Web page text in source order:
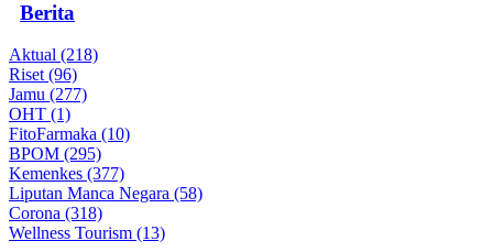
Berita
Aktual (218)
Riset (96)
Jamu (277)
OHT (1)
FitoFarmaka (10)
BPOM (295)
Kemenkes (377)
Liputan Manca Negara (58)
Corona (318)
Wellness Tourism (13)